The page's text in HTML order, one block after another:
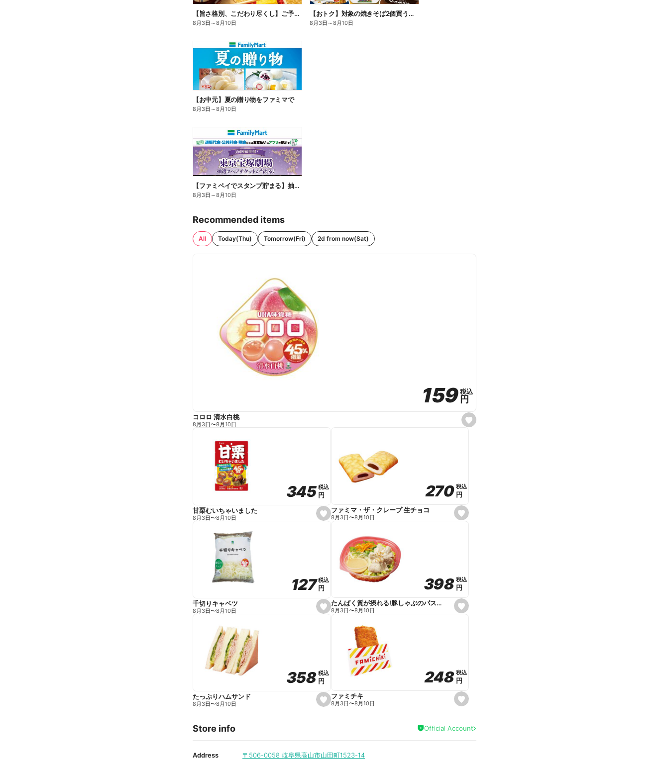
【旨さ格別、こだわり尽くし】ご予約弁当
8月3日 ～8月10日
【おトク】対象の焼きそば2個買うと100円引き!
8月3日 ～8月10日
【お中元】夏の贈り物をファミマで
8月3日 ～8月10日
【ファミペイでスタンプ貯まる】抽選でペアチケットが当たる!
8月3日 ～8月10日
Recommended items
All Today(Thu) Tomorrow(Fri) 2d from now(Sat)
s
e
159
159税込
税込
円
円
コロロ 清水白桃
8月3日〜8月10日
s
e
e
345
345税込
税込
円
円
甘栗むいちゃいました
8月3日〜8月10日
s
e
e
270
270 税込
税込
円
円
ファミマ・ザ・クレープ 生チョコ
8月3日〜8月10日
s
e
e
127
127税込
税込
円
円
千切りキャベツ
8月3日〜8月10日
s
e
e
398
398 税込
税込
円
円
たんぱく質が摂れる!豚しゃぶのパスタサラダ
8月3日〜8月10日
s
e
i
t
358
358税込
税込
円
円
たっぷりハムサンド
8月3日〜8月10日
s
e
a
248
248 税込
税込
円
円
ファミチキ
8月3日〜8月10日
Store info Official Account
Address 〒506-0058 岐阜県高山市山田町1523-14